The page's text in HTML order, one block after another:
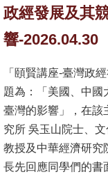
學
術
單
位
研
究
政經發展及其
響-2026.04.30
「頤賢講座-臺灣政
題為：「美國、中國
臺灣的影響」，在該
究所 吳玉山院士、
教授及中華經濟研究
長先回應同學們的書